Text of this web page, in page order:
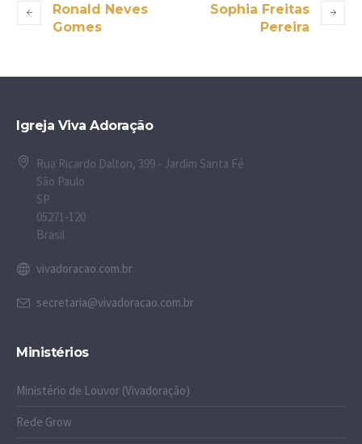
Ronald Neves
Gomes
Sophia Freitas
Pereira
Igreja Viva Adoração
Rua Ricardo Dalton, 399 - Jardim Santa Fé
São Paulo
SP
05271-120
Brasil
vivadoracao.com.br
secretaria@vivadoracao.com.br
Ministérios
Ministério de Louvor (Vivadoração)
Rede Grow